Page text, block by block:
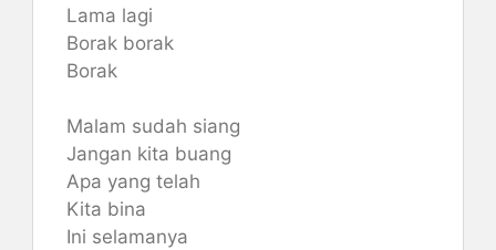
Lama lagi
Borak borak
Borak
Malam sudah siang
Jangan kita buang
Apa yang telah
Kita bina
Ini selamanya